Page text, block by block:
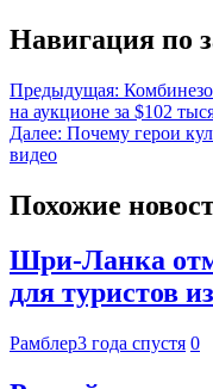
Навигация по
Предыдущая:
на аукционе за $102
Далее: Почему герои
видео
Похожие
Шри-Ланка
для туристов
Рамблер3 года спустя 0